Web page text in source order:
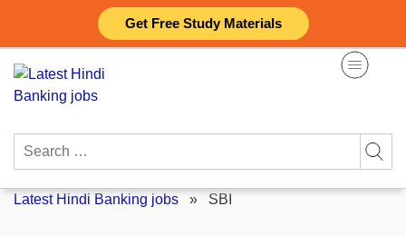
Get Free Study Materials
content
Search
Latest Hindi Banking jobs » SBI